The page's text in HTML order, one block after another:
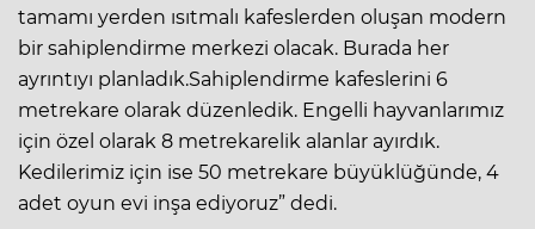
tamamı yerden ısıtmalı kafeslerden oluşan modern
bir sahiplendirme merkezi olacak. Burada her
ayrıntıyı planladık.Sahiplendirme kafeslerini 6
metrekare olarak düzenledik. Engelli hayvanlarımız
için özel olarak 8 metrekarelik alanlar ayırdık.
Kedilerimiz için ise 50 metrekare büyüklüğünde, 4
adet oyun evi inşa ediyoruz” dedi.